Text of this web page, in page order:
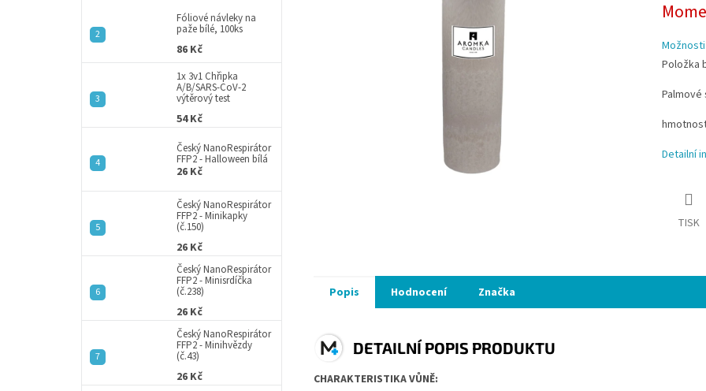
Fóliové návleky na
paže bílé, 100ks
86 Kč
1x 3v1 Chřipka
A/B/SARS-CoV-2
výtěrový test
54 Kč
Český NanoRespirátor
FFP2 - Halloween bílá
26 Kč
Český NanoRespirátor
FFP2 - Minikapky
(č.150)
26 Kč
Český NanoRespirátor
FFP2 - Minisrdíčka
(č.238)
26 Kč
Český NanoRespirátor
FFP2 - Minihvězdy
(č.43)
26 Kč
cena:
Položka
Palmové
Detailní
TISK
Popis Hodnocení Značka
DETAILNÍ POPIS PRODUKTU
CHARAKTERISTIKA VŮNĚ: